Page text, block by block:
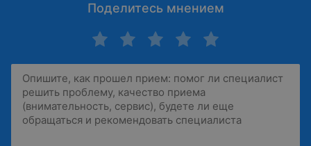
Поделитесь мнением